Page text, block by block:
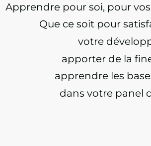
Apprendre pour soi, pour
Que ce soit pour
votre
apporter de la
apprendre les
dans votre panel